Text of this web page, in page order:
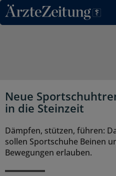
Direkt zum Inhaltsbereich
Neue
in die Steinzeit
Dämpfen, stützen, führen:
sollen Sportschuhe Beinen
Bewegungen erlauben.